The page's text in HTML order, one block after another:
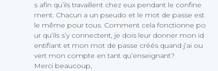
s afin qu’ils travaillent chez eux pendant le confine
ment. Chacun a un pseudo et le mot de passe est
le même pour tous. Comment cela fonctionne po
ur qu’ils s’y connectent, je dois leur donner mon id
entifiant et mon mot de passe créés quand j’ai ou
vert mon compte en tant qu’enseignant?
Merci beaucoup,